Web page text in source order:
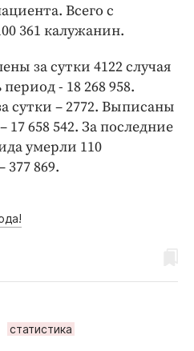
Всего с
361 калужанин.
за сутки 4122 случая
- 18 268 958.
сутки – 2772. Выписаны
17 658 542. За последние
умерли 110
377 869.
статистика